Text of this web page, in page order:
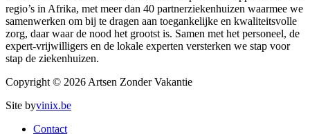
regio’s in Afrika, met meer dan 40 partnerziekenhuizen waarmee we
samenwerken om bij te dragen aan toegankelijke en kwaliteitsvolle
zorg, daar waar de nood het grootst is. Samen met het personeel, de
expert-vrijwilligers en de lokale experten versterken we stap voor
stap de ziekenhuizen.
Copyright © 2026 Artsen Zonder Vakantie
Site byvinix.be
Contact